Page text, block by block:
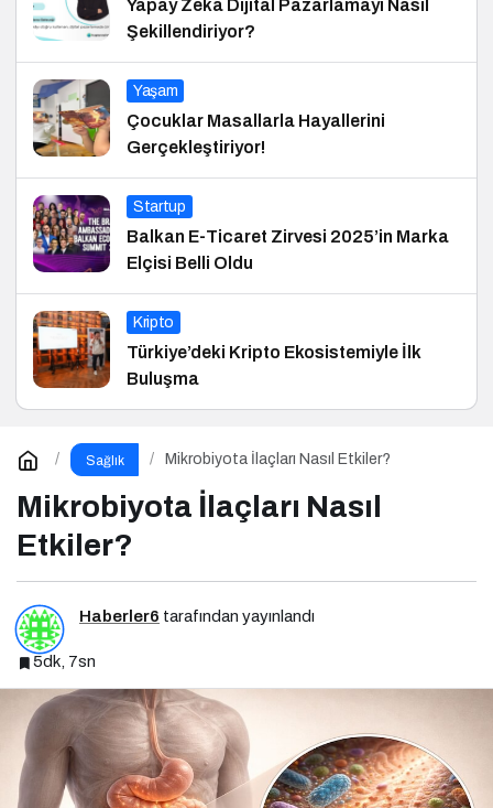
Yapay Zeka Dijital Pazarlamayı Nasıl
Şekillendiriyor?
Yaşam
Çocuklar Masallarla Hayallerini
Gerçekleştiriyor!
Startup
Balkan E-Ticaret Zirvesi 2025’in Marka
Elçisi Belli Oldu
Kripto
Türkiye’deki Kripto Ekosistemiyle İlk
Buluşma
Sağlık Mikrobiyota İlaçları Nasıl Etkiler?
Mikrobiyota İlaçları Nasıl
Etkiler?
Haberler6 tarafından yayınlandı
5dk, 7sn